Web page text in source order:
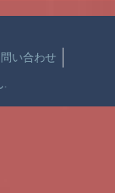
い合わせ